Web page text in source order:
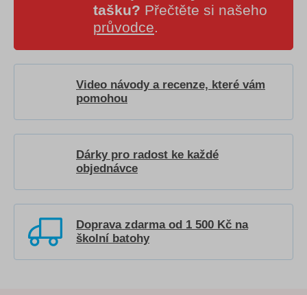
tašku? Přečtěte si našeho
průvodce.
Video návody a recenze, které vám
pomohou
Dárky pro radost ke každé
objednávce
Doprava zdarma od 1 500 Kč na
školní batohy